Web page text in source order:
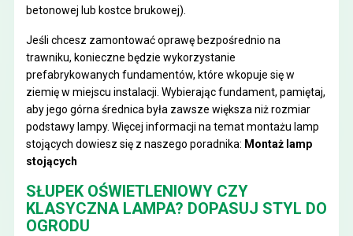
betonowej lub kostce brukowej).
Jeśli chcesz zamontować oprawę bezpośrednio na
trawniku, konieczne będzie wykorzystanie
prefabrykowanych fundamentów, które wkopuje się w
ziemię w miejscu instalacji. Wybierając fundament, pamiętaj,
aby jego górna średnica była zawsze większa niż rozmiar
podstawy lampy. Więcej informacji na temat montażu lamp
stojących dowiesz się z naszego poradnika: Montaż lamp
stojących
SŁUPEK OŚWIETLENIOWY CZY
KLASYCZNA LAMPA? DOPASUJ STYL DO
OGRODU